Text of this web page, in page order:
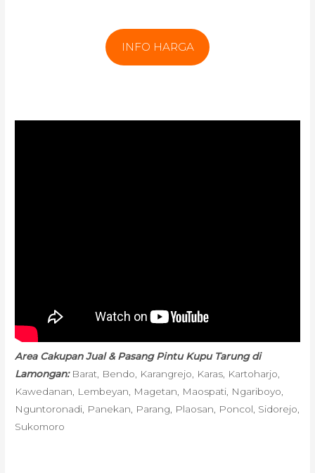
INFO HARGA
Area Cakupan Jual & Pasang Pintu Kupu Tarung di
Lamongan:Barat, Bendo, Karangrejo, Karas, Kartoharjo,
Kawedanan, Lembeyan, Magetan, Maospati, Ngariboyo,
Nguntoronadi, Panekan, Parang, Plaosan, Poncol, Sidorejo,
Sukomoro